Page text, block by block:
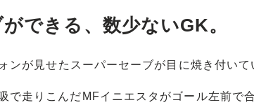
できる、数少ないGK。
が見せたスーパーセーブが目に焼き付いて
走りこんだMFイニエスタがゴール左前で合